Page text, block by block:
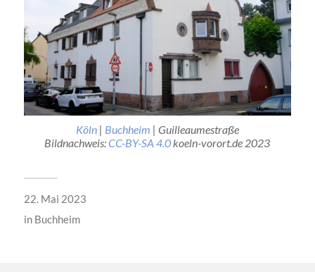
Köln| Buchheim | Guilleaumestraße
Bildnachweis:CC-BY-SA 4.0koeln-vorort.de 2023
22. Mai 2023
in Buchheim